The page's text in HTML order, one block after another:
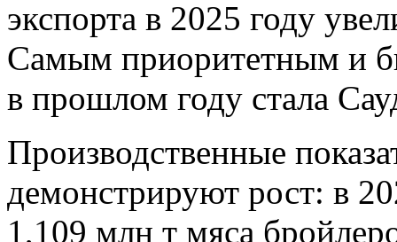
экспорта в 2025 году
Самым приоритетным и
в прошлом году стала
Производственные
демонстрируют рост: в
1,109 млн т мяса